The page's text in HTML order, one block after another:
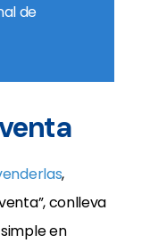
de
,
conlleva
en